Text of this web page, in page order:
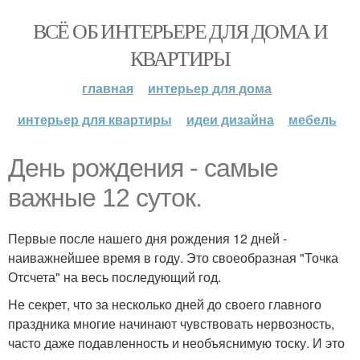
ВСЁ ОБ ИНТЕРЬЕРЕ ДЛЯ ДОМА И
КВАРТИРЫ
главная
интерьер для дома
интерьер для квартиры
идеи дизайна мебель
День рождения - самые
важные 12 суток.
Первые после нашего дня рождения 12 дней -
наиважнейшее время в году. Это своеобразная "Точка
Отсчета" на весь последующий год.
Не секрет, что за несколько дней до своего главного
праздника многие начинают чувствовать нервозность,
часто даже подавленность и необъяснимую тоску. И это